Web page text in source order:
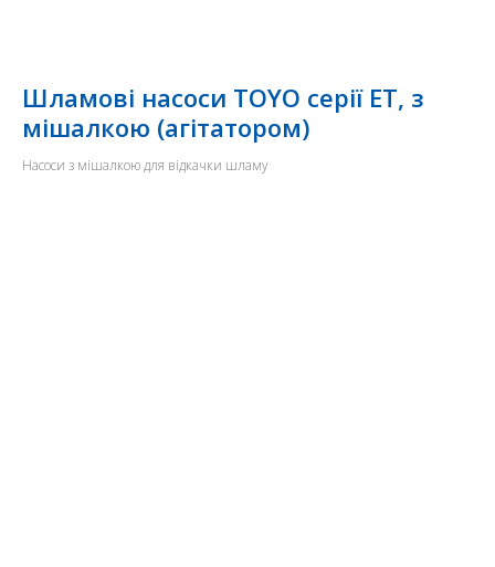
Шламові насоси TOYO серії ET, з
мішалкою (агітатором)
Насоси з мішалкою для відкачки шламу